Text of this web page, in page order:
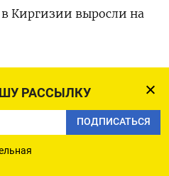
РАССЫЛКУ
ПОДПИСАТЬСЯ
Киргизии выросли на
по вопросу о
состоится 28 августа
текст Марии